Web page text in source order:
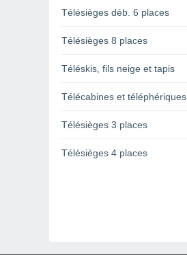
Télésièges déb. 6 places
Télésièges 8 places
Téléskis, fils neige et tapis
Télécabines et téléphériques
Télésièges 3 places
Télésièges 4 places